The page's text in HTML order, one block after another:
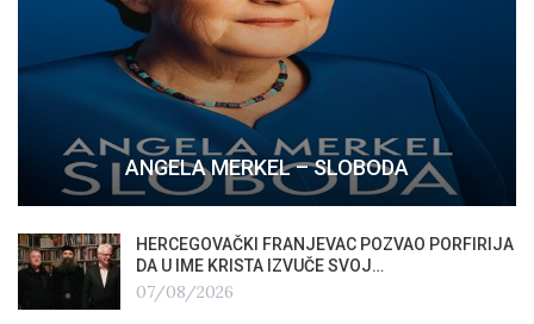
ANGELA MERKEL – SLOBODA
HERCEGOVAČKI FRANJEVAC POZVAO PORFIRIJA
DA U IME KRISTA IZVUČE SVOJ…
07/08/2026